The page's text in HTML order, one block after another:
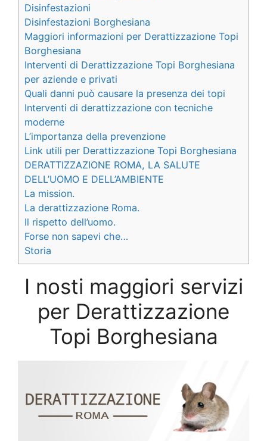
Disinfestazioni
Disinfestazioni Borghesiana
Maggiori informazioni per Derattizzazione Topi
Borghesiana
Interventi di Derattizzazione Topi Borghesiana
per aziende e privati
Quali danni può causare la presenza dei topi
Interventi di derattizzazione con tecniche
moderne
L’importanza della prevenzione
Link utili per Derattizzazione Topi Borghesiana
DERATTIZZAZIONE ROMA, LA SALUTE
DELL’UOMO E DELL’AMBIENTE
La mission.
La derattizzazione Roma.
Il rispetto dell’uomo.
Forse non sapevi che…
Storia
I nosti maggiori servizi
per Derattizzazione
Topi Borghesiana